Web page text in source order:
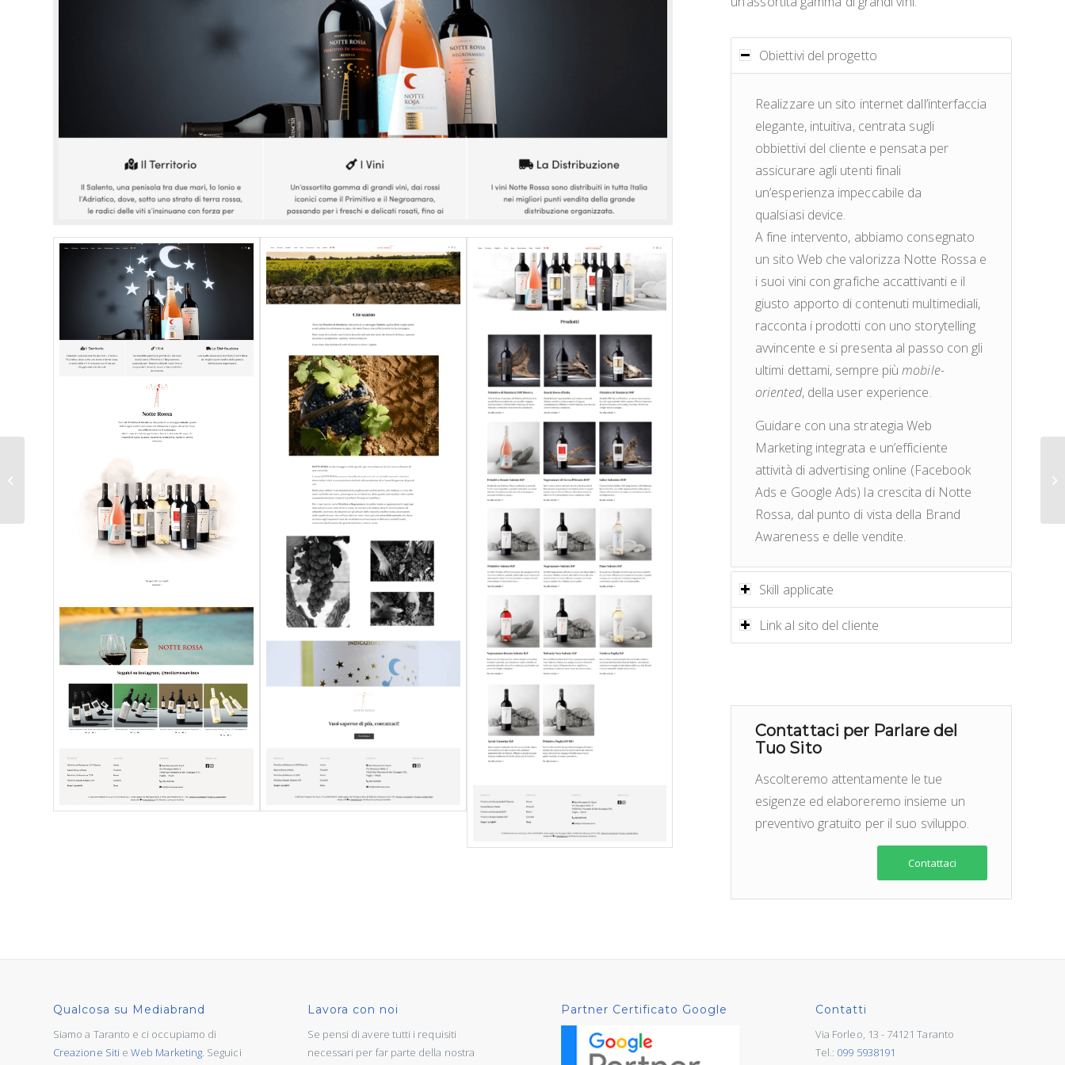
Obiettivi del progetto
Realizzare un sito internet dall’interfaccia
elegante, intuitiva, centrata sugli
obbiettivi del cliente e pensata per
assicurare agli utenti finali
un’esperienza impeccabile da
qualsiasi device.
A fine intervento, abbiamo consegnato
un sito Web che valorizza Notte Rossa e
i suoi vini con grafiche accattivanti e il
giusto apporto di contenuti multimediali,
racconta i prodotti con uno storytelling
avvincente e si presenta al passo con gli
ultimi dettami, sempre piùmobile-
oriented, della user experience.
Guidare con una strategia Web
Marketing integrata e un’efficiente
attività di advertising online (Facebook
Ads e Google Ads) la crescita di Notte
Rossa, dal punto di vista della Brand
Awareness e delle vendite.
Skill applicate
Link al sito del cliente
Contattaci per Parlare del
Tuo Sito
Ascolteremo attentamente le tue
esigenze ed elaboreremo insieme un
preventivo gratuito per il suo sviluppo.
Contattaci
Qualcosa su Mediabrand
Siamo a Taranto e ci occupiamo di
Creazione Siti eWeb Marketing. Seguici
Lavora con noi
Se pensi di avere tutti i requisiti
necessari per far parte della nostra
Partner Certificato Google
Contatti
Via Forleo, 13 - 74121 Taranto
Tel.: 099 5938191